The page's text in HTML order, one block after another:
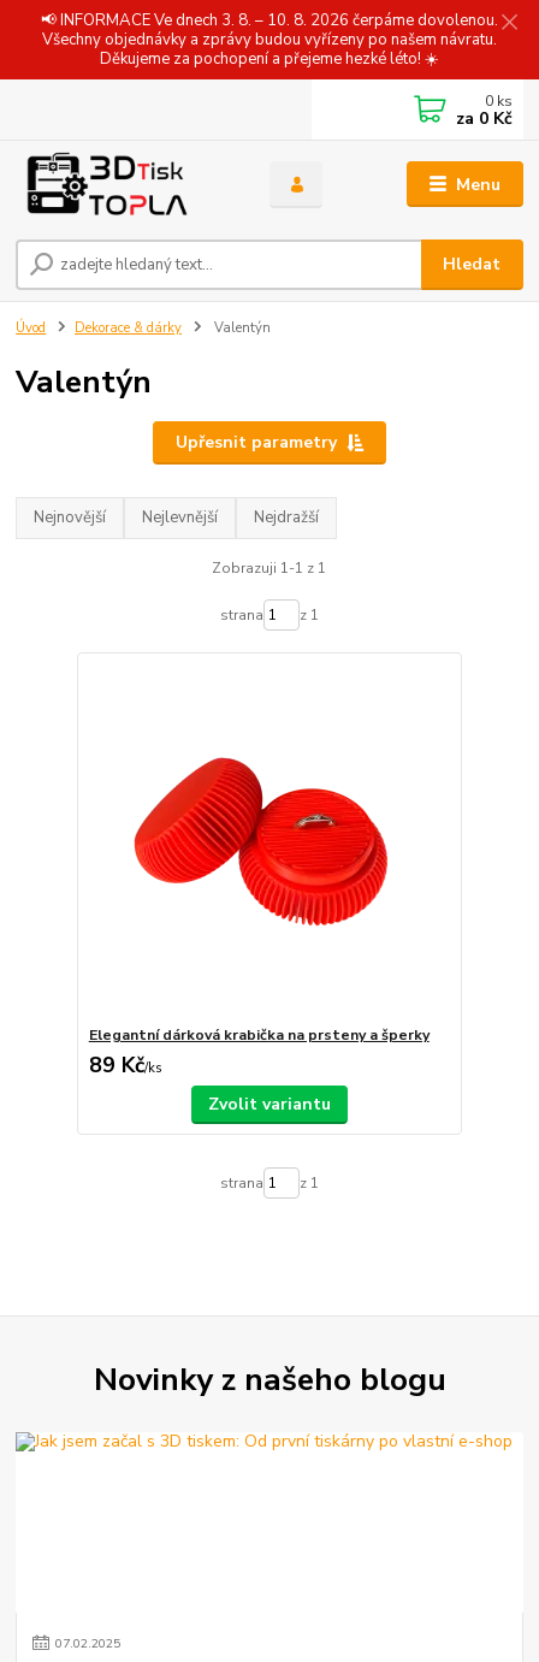
📢 INFORMACE Ve dnech 3. 8. – 10. 8. 2026 čerpáme dovolenou.
Všechny objednávky a zprávy budou vyřízeny po našem návratu.
Děkujeme za pochopení a přejeme hezké léto! ☀️
Menu
Hledat
0 ks
za 0 Kč
Úvod Dekorace & dárky Valentýn
Valentýn
Upřesnit parametry
Nejnovější Nejlevnější Nejdražší
Zobrazuji 1-1 z 1
strana z 1
Elegantní dárková krabička na prsteny a šperky
89 Kč/ks
Zvolit variantu
strana z 1
Novinky z našeho blogu
07.02.2025